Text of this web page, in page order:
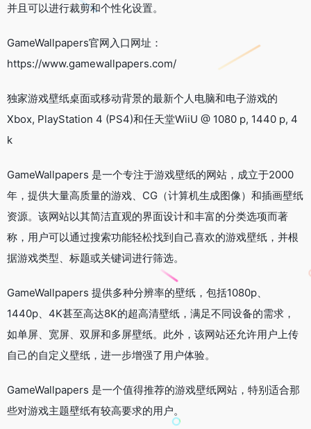
并且可以进行裁剪和个性化设置。
GameWallpapers官网入口网址：
https://www.gamewallpapers.com/
独家游戏壁纸桌面或移动背景的最新个人电脑和电子游戏的
Xbox, PlayStation 4 (PS4)和任天堂WiiU @ 1080 p, 1440 p, 4
k
GameWallpapers 是一个专注于游戏壁纸的网站，成立于2000
年，提供大量高质量的游戏、CG（计算机生成图像）和插画壁纸
资源。该网站以其简洁直观的界面设计和丰富的分类选项而著
称，用户可以通过搜索功能轻松找到自己喜欢的游戏壁纸，并根
据游戏类型、标题或关键词进行筛选。
GameWallpapers 提供多种分辨率的壁纸，包括1080p、
1440p、4K甚至高达8K的超高清壁纸，满足不同设备的需求，
如单屏、宽屏、双屏和多屏壁纸。此外，该网站还允许用户上传
自己的自定义壁纸，进一步增强了用户体验。
GameWallpapers 是一个值得推荐的游戏壁纸网站，特别适合那
些对游戏主题壁纸有较高要求的用户。